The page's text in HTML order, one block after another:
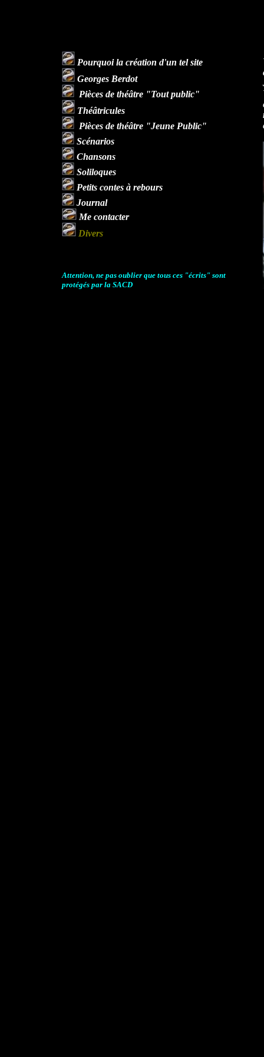
Pourquoi la création d'un tel site
Georges Berdot
Pièces de théâtre "Tout public"
Théâtricules
Pièces de théâtre "Jeune Public"
Scénarios
Chansons
Soliloques
Petits contes à rebours
Journal
Me contacter
Divers
Attention, ne pas oublier que tous ces "écrits" sont
protégés par la SACD